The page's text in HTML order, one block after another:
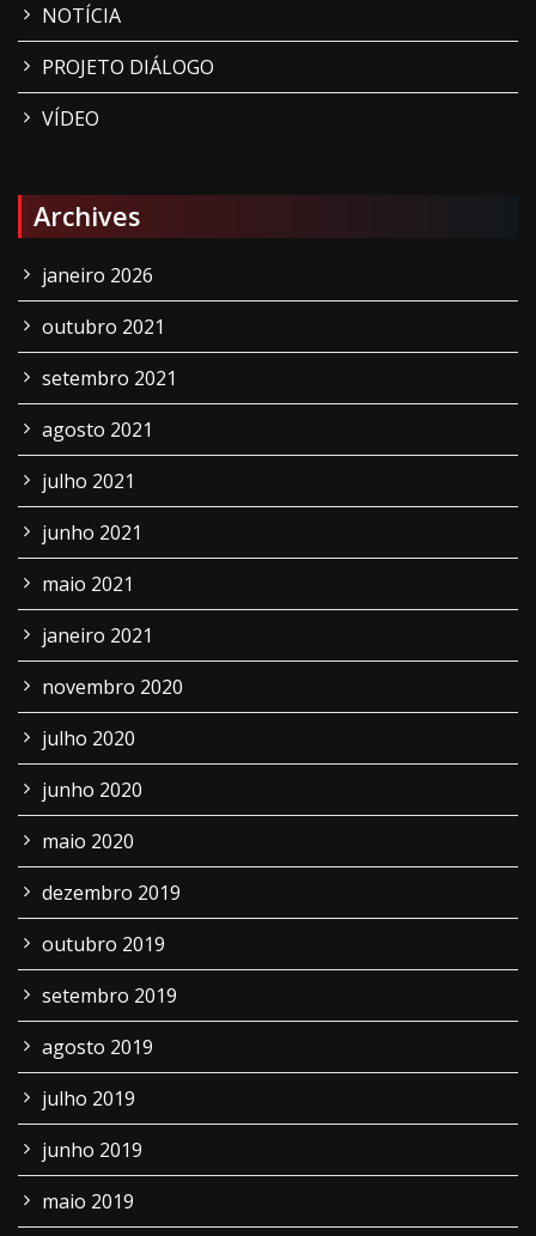
NOTÍCIA
PROJETO DIÁLOGO
VÍDEO
Archives
janeiro 2026
outubro 2021
setembro 2021
agosto 2021
julho 2021
junho 2021
maio 2021
janeiro 2021
novembro 2020
julho 2020
junho 2020
maio 2020
dezembro 2019
outubro 2019
setembro 2019
agosto 2019
julho 2019
junho 2019
maio 2019